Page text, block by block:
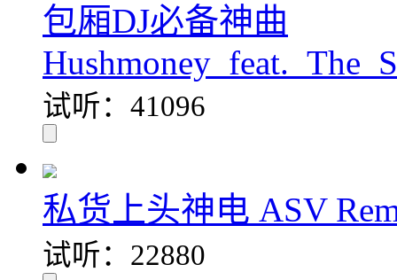
包厢DJ必备神曲
试听：41096
私货上头神电 ASV
试听：22880